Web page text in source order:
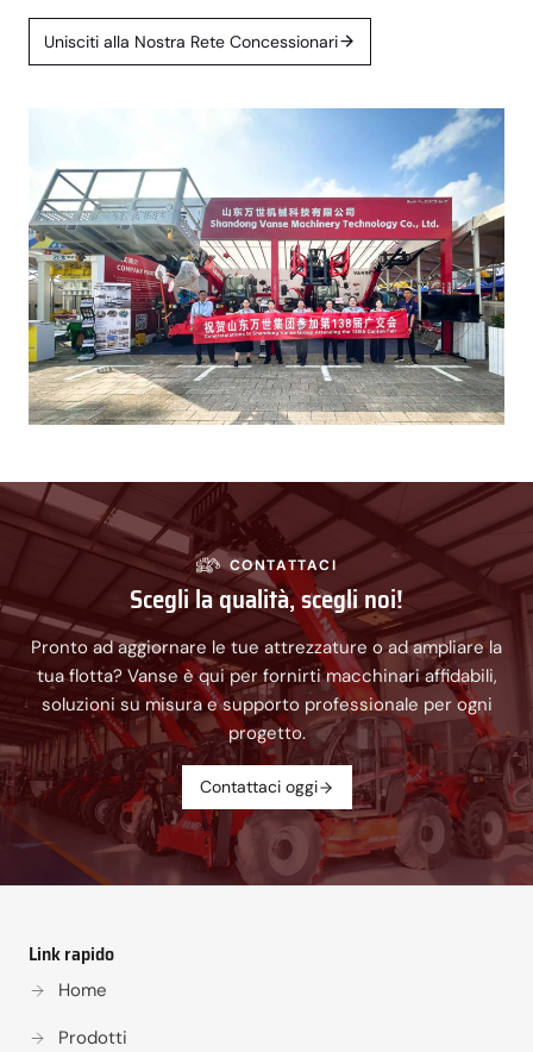
Unisciti alla Nostra Rete Concessionari
CONTATTACI
Scegli la qualità, scegli noi!
Pronto ad aggiornare le tue attrezzature o ad ampliare la
tua flotta? Vanse è qui per fornirti macchinari affidabili,
soluzioni su misura e supporto professionale per ogni
progetto.
Contattaci oggi
Link rapido
Home
Prodotti